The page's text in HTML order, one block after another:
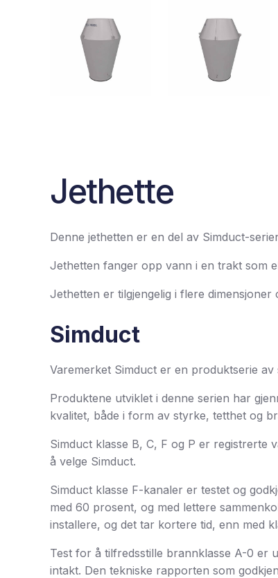
Jethette
Denne jethetten er en del av Simduct-
Jethetten fanger opp vann i en trakt som
Jethetten er tilgjengelig i flere dimensjoner
Simduct
Varemerket Simduct er en produktserie
Produktene utviklet i denne serien har
kvalitet, både i form av styrke, tetthet og
Simduct klasse B, C, F og P er registrerte
å velge Simduct.
Simduct klasse F-kanaler er testet og
med 60 prosent, og med lettere
installere, og det tar kortere tid, enn med
Test for å tilfredsstille brannklasse A-0 er
intakt. Den tekniske rapporten som